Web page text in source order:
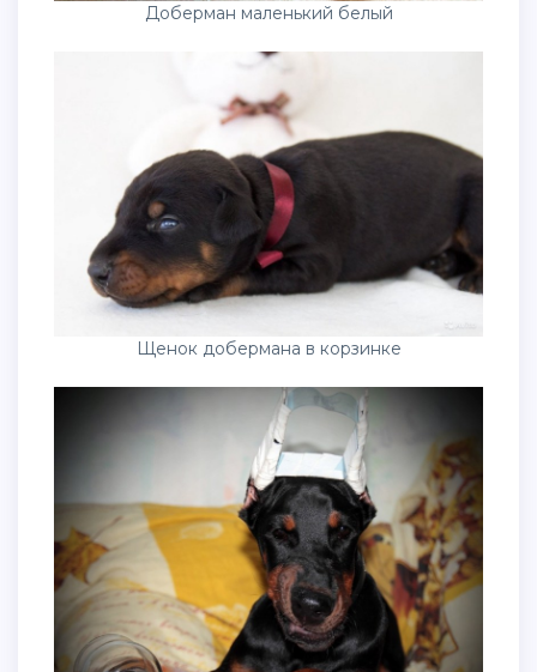
Доберман маленький белый
Щенок добермана в корзинке